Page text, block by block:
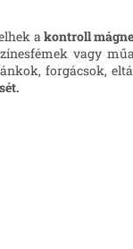
s
t
a
i
a kontroll
vagy
forgácsok,